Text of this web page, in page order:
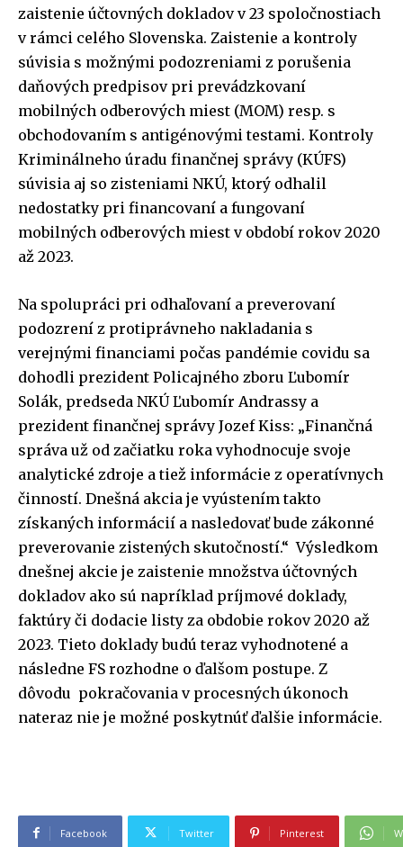
zaistenie účtovných dokladov v 23 spoločnostiach
v rámci celého Slovenska. Zaistenie a kontroly
súvisia s možnými podozreniami z porušenia
daňových predpisov pri prevádzkovaní
mobilných odberových miest (MOM) resp. s
obchodovaním s antigénovými testami. Kontroly
Kriminálneho úradu finančnej správy (KÚFS)
súvisia aj so zisteniami NKÚ, ktorý odhalil
nedostatky pri financovaní a fungovaní
mobilných odberových miest v období rokov 2020
až 2023.
Na spolupráci pri odhaľovaní a preverovaní
podozrení z protiprávneho nakladania s
verejnými financiami počas pandémie covidu sa
dohodli prezident Policajného zboru Ľubomír
Solák, predseda NKÚ Ľubomír Andrassy a
prezident finančnej správy Jozef Kiss: „Finančná
správa už od začiatku roka vyhodnocuje svoje
analytické zdroje a tiež informácie z operatívnych
činností. Dnešná akcia je vyústením takto
získaných informácií a nasledovať bude zákonné
preverovanie zistených skutočností.“ Výsledkom
dnešnej akcie je zaistenie množstva účtovných
dokladov ako sú napríklad príjmové doklady,
faktúry či dodacie listy za obdobie rokov 2020 až
2023. Tieto doklady budú teraz vyhodnotené a
následne FS rozhodne o ďalšom postupe. Z
dôvodu pokračovania v procesných úkonoch
nateraz nie je možné poskytnúť ďalšie informácie.
Facebook Twitter Pinterest